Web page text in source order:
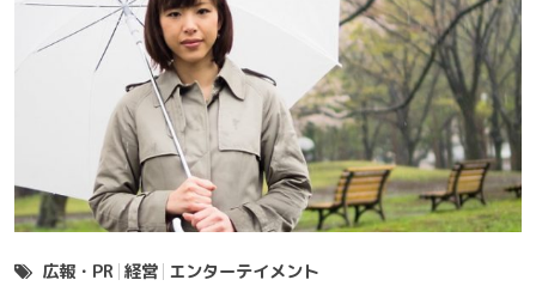
広報・PR 経営 エンターテイメント